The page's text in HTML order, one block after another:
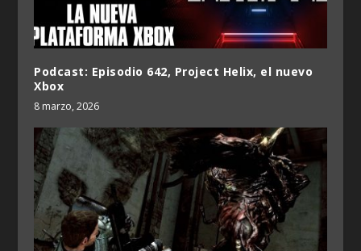
Podcast: Episodio 642, Project Helix, el nuevo
Xbox
8 marzo, 2026